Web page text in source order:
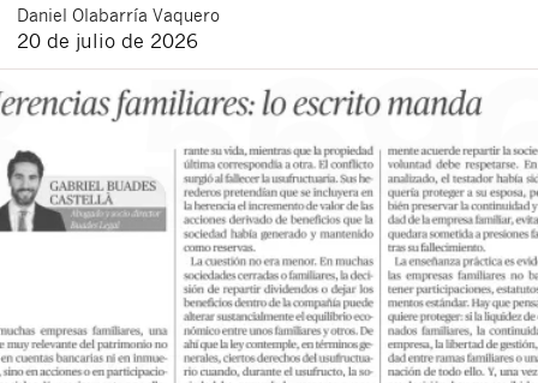
Daniel Olabarría Vaquero
20 de julio de 2026